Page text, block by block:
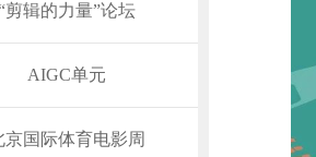
剪辑的力量”论坛
AIGC单元
京国际体育电影周